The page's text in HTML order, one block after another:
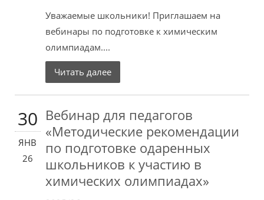
Уважаемые школьники! Приглашаем на
вебинары по подготовке к химическим
олимпиадам....
Читать далее
30
ЯНВ
26
Вебинар для педагогов
«Методические рекомендации
по подготовке одаренных
школьников к участию в
химических олимпиадах»